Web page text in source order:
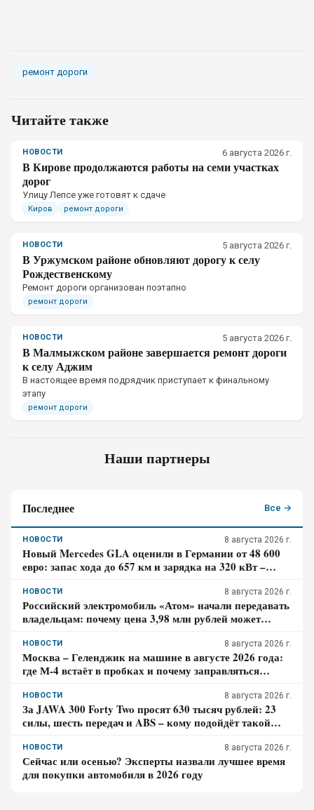
ремонт дороги
Читайте также
НОВОСТИ 6 августа 2026 г.
В Кирове продолжаются работы на семи участках
дорог
Улицу Лепсе уже готовят к сдаче
Киров ремонт дороги
НОВОСТИ 5 августа 2026 г.
В Уржумском районе обновляют дорогу к селу
Рождественскому
Ремонт дороги организован поэтапно
ремонт дороги
НОВОСТИ 5 августа 2026 г.
В Малмыжском районе завершается ремонт дороги
к селу Аджим
В настоящее время подрядчик приступает к финальному
этапу
ремонт дороги
Наши партнеры
Последнее Все →
НОВОСТИ 8 августа 2026 г.
Новый Mercedes GLA оценили в Германии от 48 600
евро: запас хода до 657 км и зарядка на 320 кВт –
НОВОСТИ 8 августа 2026 г.
Российский электромобиль «Атом» начали передавать
владельцам: почему цена 3,98 млн рублей может
НОВОСТИ 8 августа 2026 г.
Москва – Геленджик на машине в августе 2026 года:
где М-4 встаёт в пробках и почему заправляться
НОВОСТИ 8 августа 2026 г.
За JAWA 300 Forty Two просят 630 тысяч рублей: 23
силы, шесть передач и ABS – кому подойдёт такой
НОВОСТИ 8 августа 2026 г.
Сейчас или осенью? Эксперты назвали лучшее время
для покупки автомобиля в 2026 году